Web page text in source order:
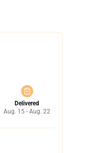
Delivered
Aug. 15 - Aug. 22